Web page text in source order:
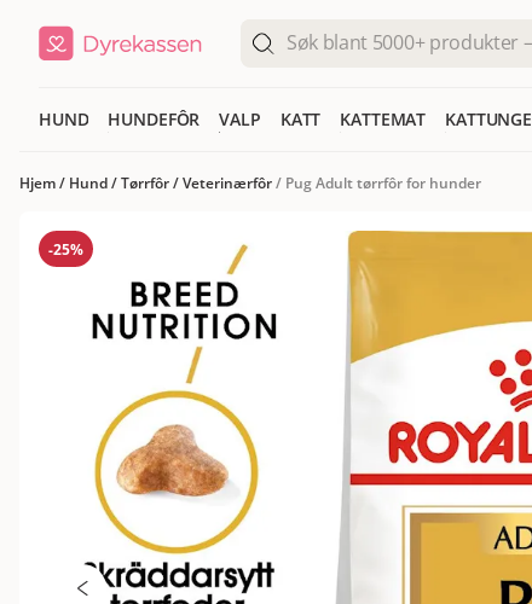
HUND HUNDEFÔR VALP KATT KATTEMAT KATTUNGE
Hjem/ Hund/Tørrfôr/Veterinærfôr/ Pug Adult tørrfôr for hunder
-25%